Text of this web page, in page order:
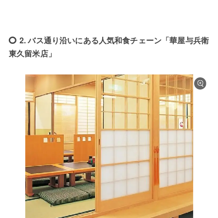
2. バス通り沿いにある人気和食チェーン「華屋与兵衛
東久留米店」